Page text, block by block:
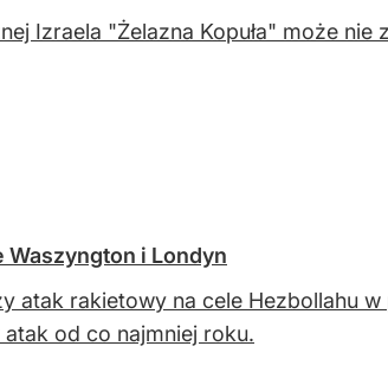
Izraela "Żelazna Kopuła" może
Waszyngton i Londyn
atak rakietowy na cele Hezbollahu
od co najmniej roku.